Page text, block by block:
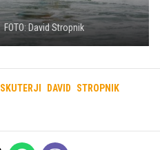
FOTO: David Stropnik
SKUTERJI DAVID STROPNIK